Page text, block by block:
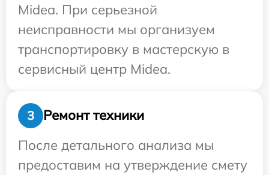
Midea. При серьезной
неисправности мы организуем
транспортировку в мастерскую в
сервисный центр Midea.
3
Ремонт техники
После детального анализа мы
предоставим на утверждение смету